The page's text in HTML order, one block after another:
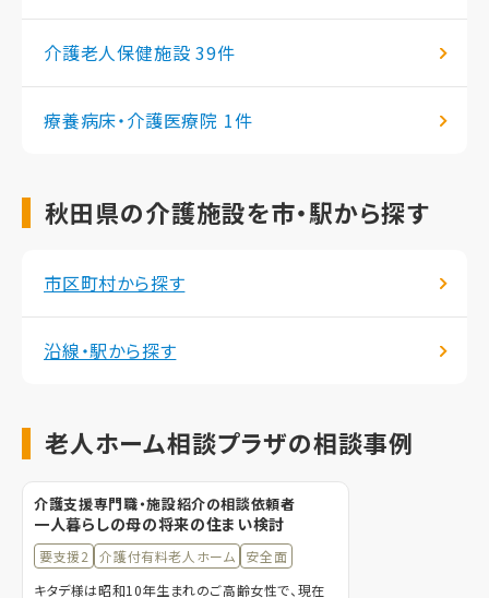
介護老人保健施設39件
療養病床・介護医療院 1件
秋田県の介護施設を市・駅から探す
市区町村から探す
沿線・駅から探す
老人ホーム相談プラザの相談事例
介護支援専門職・施設紹介の相談依頼者
一人暮らしの母の将来の住まい検討
要支援2 介護付有料老人ホーム
安全面
キタデ様は昭和10年生まれのご高齢女性で、現在